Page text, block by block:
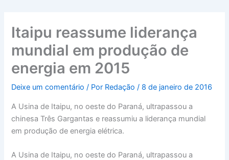
Itaipu reassume liderança
mundial em produção de
energia em 2015
Deixe um comentário / Por Redação/ 8 de janeiro de 2016
A Usina de Itaipu, no oeste do Paraná, ultrapassou a
chinesa Três Gargantas e reassumiu a liderança mundial
em produção de energia elétrica.
A Usina de Itaipu, no oeste do Paraná, ultrapassou a